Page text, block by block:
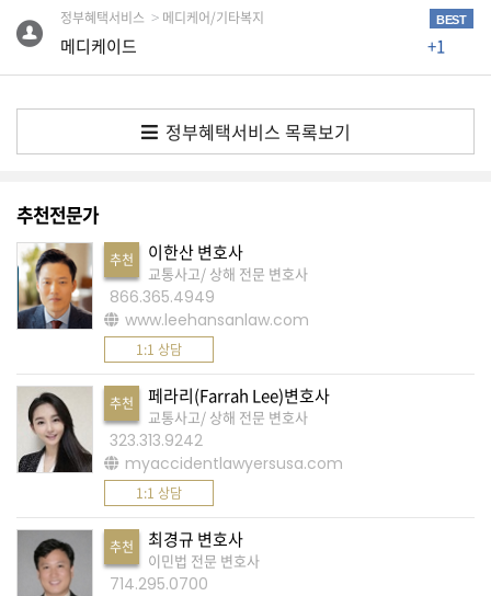
다
.
K
국
에
서
로
운
전
문
를
찾
정부혜택서비스 메디케어/기타복지 BEST
메디케이드 +1
정부혜택서비스 목록보기
추천전문가
추천 이한산 변호사
교통사고/ 상해 전문 변호사
866.365.4949
www.leehansanlaw.com
1:1 상담
추천 페라리(Farrah Lee)변호사
교통사고/ 상해 전문 변호사
323.313.9242
myaccidentlawyersusa.com
1:1 상담
추천 최경규 변호사
이민법 전문 변호사
714.295.0700